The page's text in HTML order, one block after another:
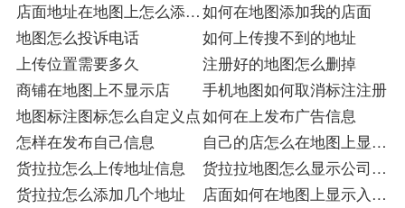
店面地址在地图上怎么添加
店
如何在地图添加我的店面
地图怎么投诉电话
如何上传搜不到的地址
上传位置需要多久
注册好的地图怎么删掉
商铺在地图上不显示店
手机地图如何取消标注注册
地图标注图标怎么自定义点如何在上发布广告信息
怎样在发布自己信息
自己的店怎么在地图上显示
店
货拉拉怎么上传地址信息
货拉拉地图怎么显示公司地
址
货拉拉怎么添加几个地址
店面如何在地图上显示入驻